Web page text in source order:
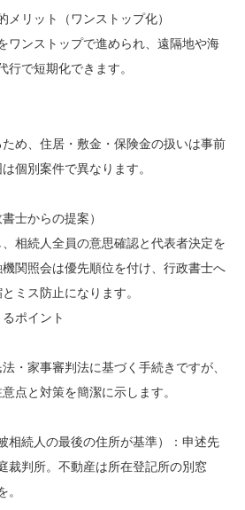
メリット（ワンストップ化）
ワンストップで進められ、遠隔地や海
行で短期化できます。
め、住居・敷金・保険金の扱いは事前
個別案件で異なります。
士からの提案）
相続人全員の意思確認と代表者決定を
関照会は優先順位を付け、行政書士へ
ミス防止になります。
ポイント
・家事審判法に基づく手続きですが、
点と対策を簡潔に示します。
相続人の最後の住所が基準）：申述先
裁判所。不動産は所在登記所の別窓
。